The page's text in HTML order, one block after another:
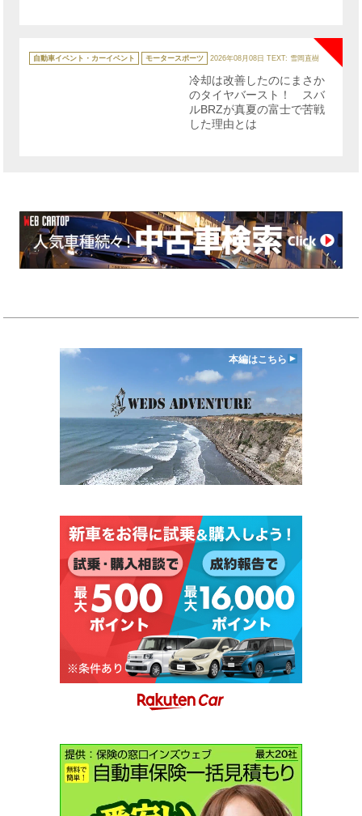
カ
テ
ゴ
自動車イベント・カーイベント モータースポーツ 2026年08月08日 TEXT: 雪岡直樹
冷却は改善したのにまさか
のタイヤバースト！ スバ
ルBRZが真夏の富士で苦戦
した理由とは
本編はこちら